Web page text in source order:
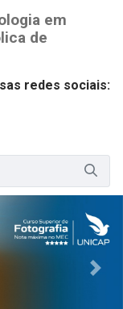
em
de
redes sociais:
Next